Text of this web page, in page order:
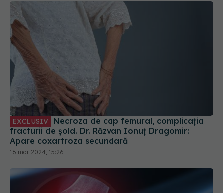
EXCLUSIV
fracturii de șold. Dr. Răzvan Ionuț Dragomir:
Apare coxartroza secundară
16 mar 2024, 15:26